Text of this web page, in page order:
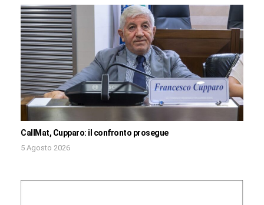
CallMat, Cupparo: il confronto prosegue
5 Agosto 2026